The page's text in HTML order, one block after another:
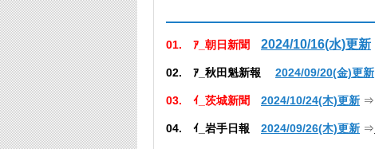
01. ｱ_朝日新聞 2024/10/16(水)更新
02. ｱ_秋田魁新報 2024/09/20(金)更新
03. ｲ_茨城新聞 2024/10/24(木)更新 ⇒
04. ｲ_岩手日報 2024/09/26(木)更新 ⇒